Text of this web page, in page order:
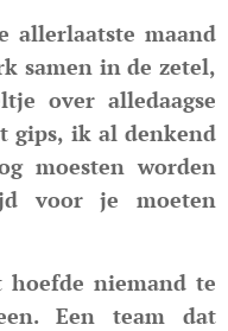
allerlaatste maand
samen in de zetel,
over alledaagse
gips, ik al denkend
moesten worden
voor je moeten
hoefde niemand te
Een team dat